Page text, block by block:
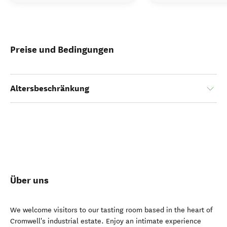
Preise und Bedingungen
Altersbeschränkung
Über uns
We welcome visitors to our tasting room based in the heart of
Cromwell's industrial estate. Enjoy an intimate experience